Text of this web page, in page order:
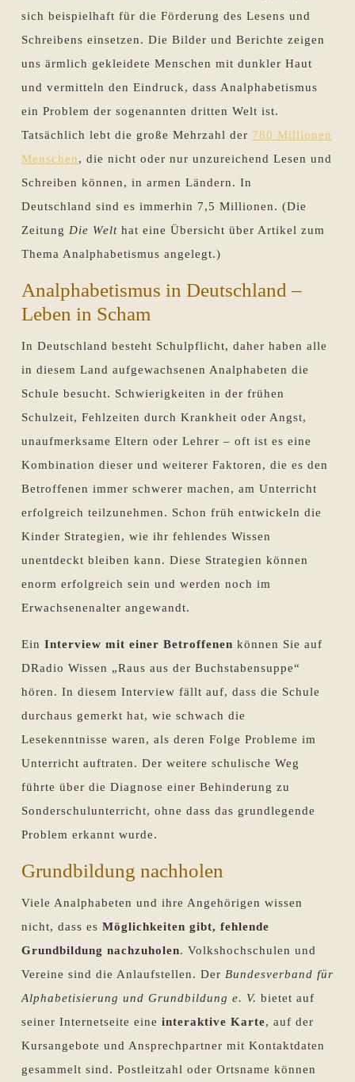
sich beispielhaft für die Förderung des Lesens und
Schreibens einsetzen. Die Bilder und Berichte zeigen
uns ärmlich gekleidete Menschen mit dunkler Haut
und vermitteln den Eindruck, dass Analphabetismus
ein Problem der sogenannten dritten Welt ist.
Tatsächlich lebt die große Mehrzahl der 780 Millionen
Menschen, die nicht oder nur unzureichend Lesen und
Schreiben können, in armen Ländern. In
Deutschland sind es immerhin 7,5 Millionen. (Die
Zeitung Die Welt hat eine Übersicht über Artikel zum
Thema Analphabetismus angelegt.)
Analphabetismus in Deutschland –
Leben in Scham
In Deutschland besteht Schulpflicht, daher haben alle
in diesem Land aufgewachsenen Analphabeten die
Schule besucht. Schwierigkeiten in der frühen
Schulzeit, Fehlzeiten durch Krankheit oder Angst,
unaufmerksame Eltern oder Lehrer – oft ist es eine
Kombination dieser und weiterer Faktoren, die es den
Betroffenen immer schwerer machen, am Unterricht
erfolgreich teilzunehmen. Schon früh entwickeln die
Kinder Strategien, wie ihr fehlendes Wissen
unentdeckt bleiben kann. Diese Strategien können
enorm erfolgreich sein und werden noch im
Erwachsenenalter angewandt.
Ein Interview mit einer Betroffenen können Sie auf
DRadio Wissen „Raus aus der Buchstabensuppe“
hören. In diesem Interview fällt auf, dass die Schule
durchaus gemerkt hat, wie schwach die
Lesekenntnisse waren, als deren Folge Probleme im
Unterricht auftraten. Der weitere schulische Weg
führte über die Diagnose einer Behinderung zu
Sonderschulunterricht, ohne dass das grundlegende
Problem erkannt wurde.
Grundbildung nachholen
Viele Analphabeten und ihre Angehörigen wissen
nicht, dass es Möglichkeiten gibt, fehlende
Grundbildung nachzuholen. Volkshochschulen und
Vereine sind die Anlaufstellen. Der Bundesverband für
Alphabetisierung und Grundbildung e. V. bietet auf
seiner Internetseite eine interaktive Karte, auf der
Kursangebote und Ansprechpartner mit Kontaktdaten
gesammelt sind. Postleitzahl oder Ortsname können